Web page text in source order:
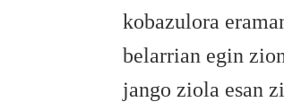
kobazulora
belarrian egin
jango ziola esan